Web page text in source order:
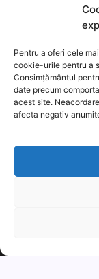
Pentru a oferi cele
cookie-urile pentru a
Consimțământul
date precum
acest site.
afecta negativ
Mi a blokklánc
This website